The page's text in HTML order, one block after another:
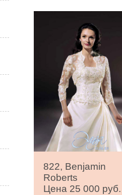
822, Benjamin
Roberts
Цена 25 000 руб.